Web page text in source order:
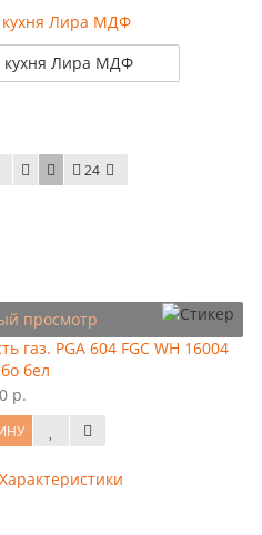
кухня Лира МДФ
24
просмотр
газ. PGA 604 FGC WH 16004
бел
0 р.